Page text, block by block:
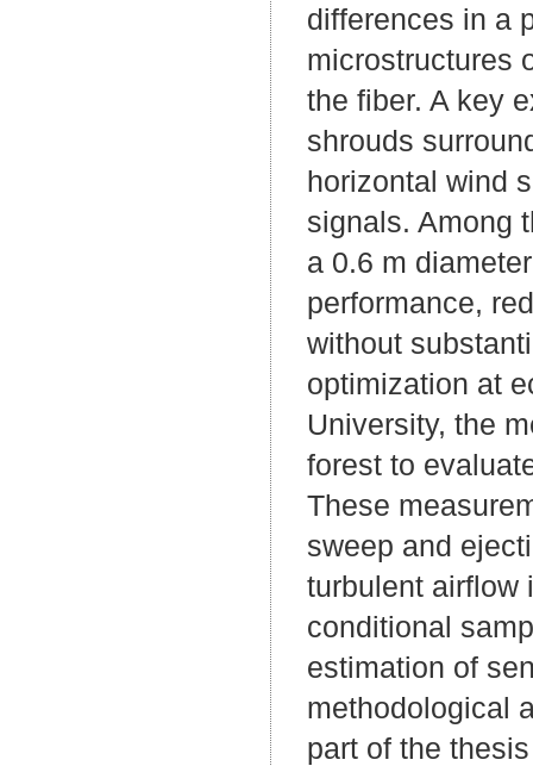
differences in a
microstructures
the fiber. A key
shrouds
horizontal wind
signals. Among
a 0.6 m
performance,
without
optimization at
University, the
forest to
These
sweep and
turbulent airflow
conditional
estimation of
methodological
part of the